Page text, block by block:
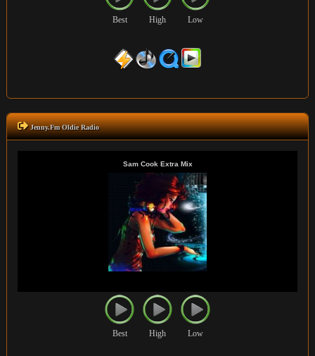
Best High Low
Jenny.Fm Oldie Radio
Best High Low